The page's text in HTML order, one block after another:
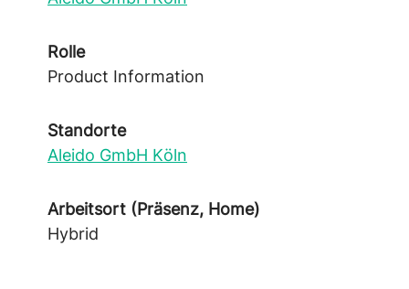
Rolle
Product Information
Standorte
Aleido GmbH Köln
Arbeitsort (Präsenz, Home)
Hybrid